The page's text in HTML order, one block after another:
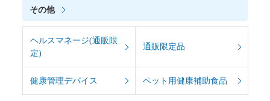
その他
ヘルスマネージ(通販限
定)
通販限定品
健康管理デバイス ペット用健康補助食品